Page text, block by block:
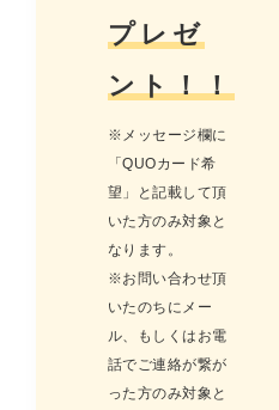
プレゼ
ント！！
※メッセージ欄に
「QUOカード希
望」と記載して頂
いた方のみ対象と
なります。
※お問い合わせ頂
いたのちにメー
ル、もしくはお電
話でご連絡が繋が
った方のみ対象と